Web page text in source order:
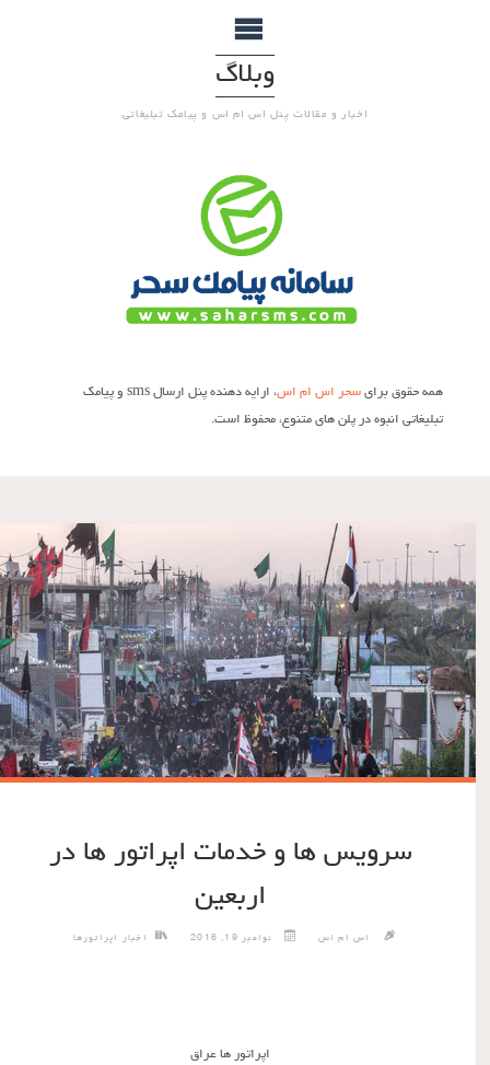
وبلاگ
اخبار و مقالات پنل اس ام اس و پیامک تبلیغاتی
همه حقوق برایسحر اس ام اس
، ارایه دهنده پنل ارسال sms و پیامک
تبلیغاتی انبوه در پلن های متنوع، محفوظ است.
سرویس ها و خدمات اپراتور ها در
اربعین
اس ام اس نوامبر 19, 2016 اخبار اپراتورها
اپراتور ها عراق